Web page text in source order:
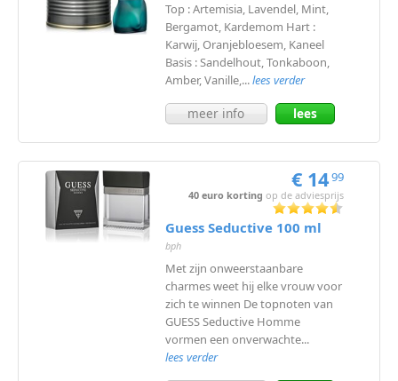
Top : Artemisia, Lavendel, Mint,
Bergamot, Kardemom Hart :
Karwij, Oranjebloesem, Kaneel
Basis : Sandelhout, Tonkaboon,
Amber, Vanille,...lees verder
meer info
lees
€ 1499
40 euro korting op de adviesprijs
Guess Seductive 100 ml
bph
Met zijn onweerstaanbare
charmes weet hij elke vrouw voor
zich te winnen De topnoten van
GUESS Seductive Homme
vormen een onverwachte...
lees verder